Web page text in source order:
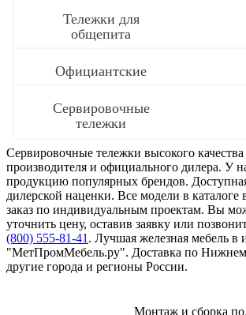
Тележки для
общепита
Официантские
Сервировочные
тележки
Сервировочные тележки высокого качества
производителя и официального дилера. У
продукцию популярных брендов.
дилерской наценки. Все модели в
заказ по индивидуальным проектам. Вы
уточнить цену, оставив заявку или
(800) 555-81-41 . Лучшая железная мебель в
"МетПромМебель.ру". Доставка по
другие города и регионы России.
Монтаж и сборка